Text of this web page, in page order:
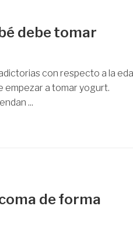
debe tomar
con respecto a la
empezar a tomar yogurt.
...
de forma